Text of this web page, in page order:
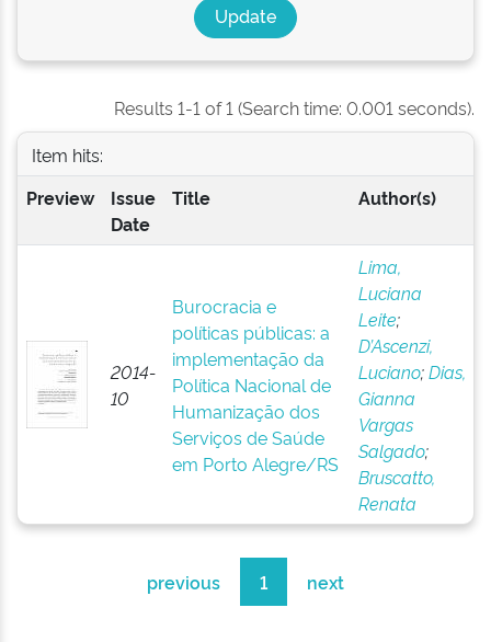
Results 1-1 of 1 (Search time: 0.001 seconds).
Item hits:
Preview
Issue
Date
Title Author(s)
2014-
10
Burocracia e
políticas públicas: a
implementação da
Política Nacional de
Humanização dos
Serviços de Saúde
em Porto Alegre/RS
Lima,
Luciana
Leite;
D’Ascenzi,
Luciano;Dias,
Gianna
Vargas
Salgado;
Bruscatto,
Renata
previous 1 next